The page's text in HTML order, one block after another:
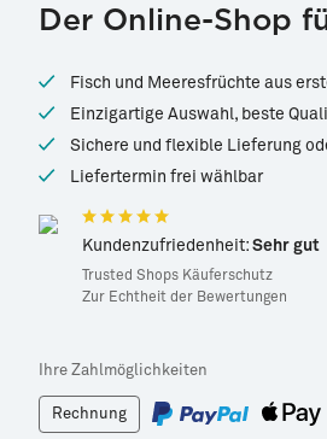
Der Online-Shop
Fisch und Meeresfrüchte aus
Einzigartige Auswahl, beste
Sichere und flexible Lieferung
Liefertermin frei wählbar
Kundenzufriedenheit: Sehr gut
Trusted Shops Käuferschutz
Zur Echtheit der Bewertungen
Ihre Zahlmöglichkeiten
Rechnung